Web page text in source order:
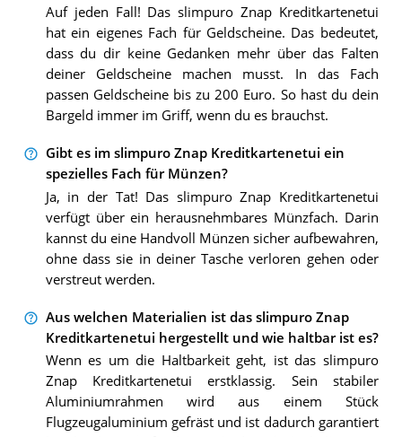
Auf jeden Fall! Das slimpuro Znap Kreditkartenetui
hat ein eigenes Fach für Geldscheine. Das bedeutet,
dass du dir keine Gedanken mehr über das Falten
deiner Geldscheine machen musst. In das Fach
passen Geldscheine bis zu 200 Euro. So hast du dein
Bargeld immer im Griff, wenn du es brauchst.
Gibt es im slimpuro Znap Kreditkartenetui ein
spezielles Fach für Münzen?
Ja, in der Tat! Das slimpuro Znap Kreditkartenetui
verfügt über ein herausnehmbares Münzfach. Darin
kannst du eine Handvoll Münzen sicher aufbewahren,
ohne dass sie in deiner Tasche verloren gehen oder
verstreut werden.
Aus welchen Materialien ist das slimpuro Znap
Kreditkartenetui hergestellt und wie haltbar ist es?
Wenn es um die Haltbarkeit geht, ist das slimpuro
Znap Kreditkartenetui erstklassig. Sein stabiler
Aluminiumrahmen wird aus einem Stück
Flugzeugaluminium gefräst und ist dadurch garantiert